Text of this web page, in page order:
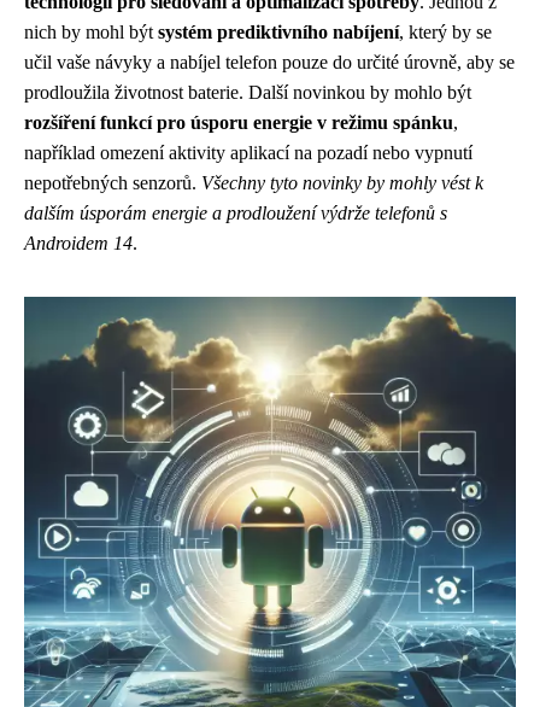
nich by mohl být systém prediktivního nabíjení, který by se
učil vaše návyky a nabíjel telefon pouze do určité úrovně, aby se
prodloužila životnost baterie. Další novinkou by mohlo být
rozšíření funkcí pro úsporu energie v režimu spánku,
například omezení aktivity aplikací na pozadí nebo vypnutí
nepotřebných senzorů. Všechny tyto novinky by mohly vést k
dalším úsporám energie a prodloužení výdrže telefonů s
Androidem 14.